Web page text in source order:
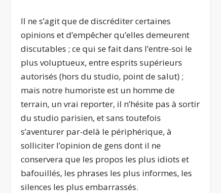
Il ne s’agit que de discréditer certaines
opinions et d’empêcher qu’elles demeurent
discutables ; ce qui se fait dans l’entre-soi le
plus voluptueux, entre esprits supérieurs
autorisés (hors du studio, point de salut) ;
mais notre humoriste est un homme de
terrain, un vrai reporter, il n’hésite pas à sortir
du studio parisien, et sans toutefois
s’aventurer par-delà le périphérique, à
solliciter l’opinion de gens dont il ne
conservera que les propos les plus idiots et
bafouillés, les phrases les plus informes, les
silences les plus embarrassés.